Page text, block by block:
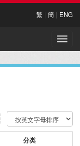
繁 | 簡 | ENG
Toggle
分类